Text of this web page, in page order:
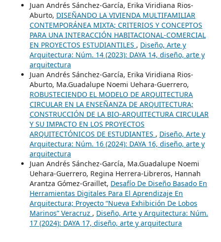
Juan Andrés Sánchez-García, Erika Viridiana Rios-
Aburto, DISEÑANDO LA VIVIENDA MULTIFAMILIAR
CONTEMPORÁNEA MIXTA; CRITERIOS Y CONCEPTOS
PARA UNA INTERACCIÓN HABITACIONAL-COMERCIAL
EN PROYECTOS ESTUDIANTILES , Diseño, Arte y
Arquitectura: Núm. 14 (2023): DAYA 14, diseño, arte y
arquitectura
Juan Andrés Sánchez-García, Erika Viridiana Rios-
Aburto, Ma.Guadalupe Noemi Uehara-Guerrero,
ROBUSTECIENDO EL MODELO DE ARQUITECTURA
CIRCULAR EN LA ENSEÑANZA DE ARQUITECTURA;
CONSTRUCCIÓN DE LA BIO-ARQUITECTURA CIRCULAR
Y SU IMPACTO EN LOS PROYECTOS
ARQUITECTÓNICOS DE ESTUDIANTES , Diseño, Arte y
Arquitectura: Núm. 16 (2024): DAYA 16, diseño, arte y
arquitectura
Juan Andrés Sánchez-García, Ma.Guadalupe Noemi
Uehara-Guerrero, Regina Herrera-Libreros, Hannah
Arantza Gómez-Graillet, Desafío De Diseño Basado En
Herramientas Digitales Para El Aprendizaje En
Arquitectura; Proyecto “Nueva Exhibición De Lobos
Marinos” Veracruz , Diseño, Arte y Arquitectura: Núm.
17 (2024): DAYA 17, diseño, arte y arquitectura